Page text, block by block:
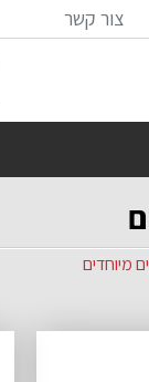
צור קשר
מיוחדים